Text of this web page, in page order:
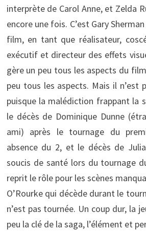
interprète de Carol Anne, et Zelda
encore une fois. C’est Gary
film, en tant que réalisateur,
exécutif et directeur des effets
gère un peu tous les aspects du
peu tous les aspects. Mais il n’est
puisque la malédiction frappant la
le décès de Dominique Dunne
ami) après le tournage du
absence du 2, et le décès de
soucis de santé lors du tournage
reprit le rôle pour les scènes
O’Rourke qui décède durant le
n’est pas tournée. Un coup dur, la
peu la clé de la saga, l’élément et